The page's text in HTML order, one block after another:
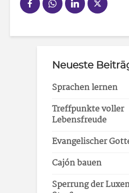
Neueste
Sprachen lernen
Treffpunkte voller
Lebensfreude
Evangelischer
Cajón bauen
Sperrung der